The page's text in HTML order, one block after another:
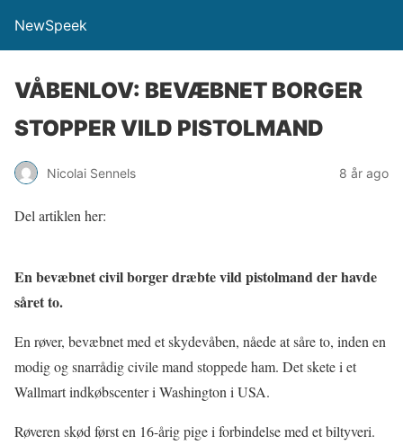
NewSpeek
VÅBENLOV: BEVÆBNET BORGER
STOPPER VILD PISTOLMAND
Nicolai Sennels 8 år ago
Del artiklen her:
En bevæbnet civil borger dræbte vild pistolmand der havde
såret to.
En røver, bevæbnet med et skydevåben, nåede at såre to, inden en
modig og snarrådig civile mand stoppede ham. Det skete i et
Wallmart indkøbscenter i Washington i USA.
Røveren skød først en 16-årig pige i forbindelse med et biltyveri.